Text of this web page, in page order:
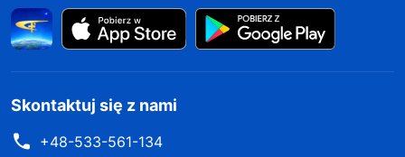
Skontaktuj się z nami
+48-533-561-134